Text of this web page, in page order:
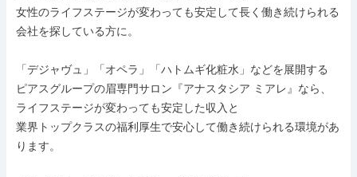
女性のライフステージが変わっても安定して長く働き続けられる
会社を探している方に。
「デジャヴュ」「オペラ」「ハトムギ化粧水」などを展開する
ピアスグループの眉専門サロン『アナスタシア ミアレ』なら、
ライフステージが変わっても安定した収入と
業界トップクラスの福利厚生で安心して働き続けられる環境があ
ります。